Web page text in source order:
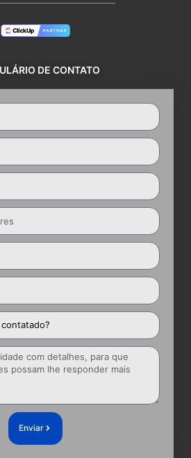
DE CONTATO
Enviar